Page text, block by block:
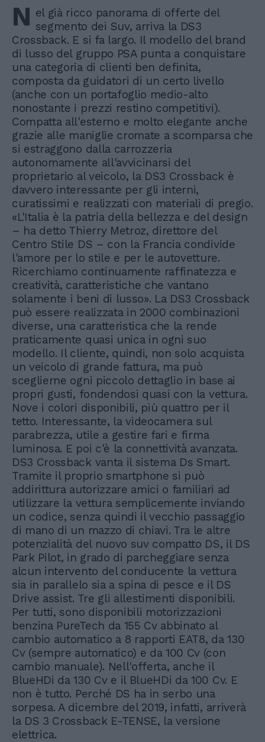
N el già ricco panorama di offerte del
segmento dei Suv, arriva la DS3
Crossback. E si fa largo. Il modello del brand
di lusso del gruppo PSA punta a conquistare
una categoria di clienti ben definita,
composta da guidatori di un certo livello
(anche con un portafoglio medio-alto
nonostante i prezzi restino competitivi).
Compatta all'esterno e molto elegante anche
grazie alle maniglie cromate a scomparsa che
si estraggono dalla carrozzeria
autonomamente all'avvicinarsi del
proprietario al veicolo, la DS3 Crossback è
davvero interessante per gli interni,
curatissimi e realizzati con materiali di pregio.
«L'Italia è la patria della bellezza e del design
– ha detto Thierry Metroz, direttore del
Centro Stile DS – con la Francia condivide
l'amore per lo stile e per le autovetture.
Ricerchiamo continuamente raffinatezza e
creatività, caratteristiche che vantano
solamente i beni di lusso». La DS3 Crossback
può essere realizzata in 2000 combinazioni
diverse, una caratteristica che la rende
praticamente quasi unica in ogni suo
modello. Il cliente, quindi, non solo acquista
un veicolo di grande fattura, ma può
sceglierne ogni piccolo dettaglio in base ai
propri gusti, fondendosi quasi con la vettura.
Nove i colori disponibili, più quattro per il
tetto. Interessante, la videocamera sul
parabrezza, utile a gestire fari e firma
luminosa. E poi c'è la connettività avanzata.
DS3 Crossback vanta il sistema Ds Smart.
Tramite il proprio smartphone si può
addirittura autorizzare amici o familiari ad
utilizzare la vettura semplicemente inviando
un codice, senza quindi il vecchio passaggio
di mano di un mazzo di chiavi. Tra le altre
potenzialità del nuovo suv compatto DS, il DS
Park Pilot, in grado di parcheggiare senza
alcun intervento del conducente la vettura
sia in parallelo sia a spina di pesce e il DS
Drive assist. Tre gli allestimenti disponibili.
Per tutti, sono disponibili motorizzazioni
benzina PureTech da 155 Cv abbinato al
cambio automatico a 8 rapporti EAT8, da 130
Cv (sempre automatico) e da 100 Cv (con
cambio manuale). Nell'offerta, anche il
BlueHDi da 130 Cv e il BlueHDi da 100 Cv. E
non è tutto. Perché DS ha in serbo una
sorpesa. A dicembre del 2019, infatti, arriverà
la DS 3 Crossback E-TENSE, la versione
elettrica.